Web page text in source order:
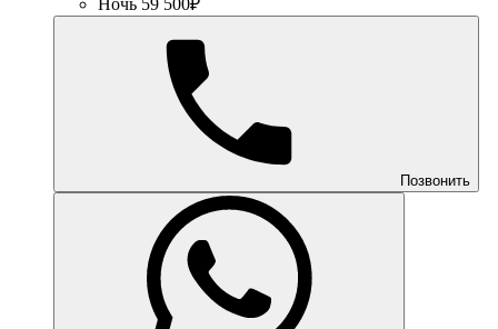
Ночь 59 500₽
Позвонить